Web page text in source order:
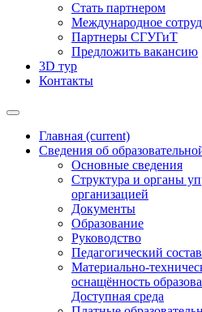
Стать партнером
Международное
Партнеры СГУГиТ
Предложить вакансию
3D тур
Контакты
Главная (current)
Сведения об
Основные сведения
Структура и органы
организацией
Документы
Образование
Руководство
Педагогический состав
Материально-
оснащённость
Доступная среда